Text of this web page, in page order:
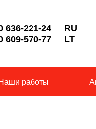
636-221-24
609-570-77
RU
LT
Наши работы